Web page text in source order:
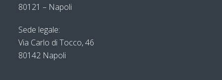
80121 – Napoli
Sede legale:
Via Carlo di Tocco, 46
80142 Napoli